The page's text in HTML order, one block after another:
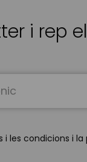
i rep
Up
i les condicions i la